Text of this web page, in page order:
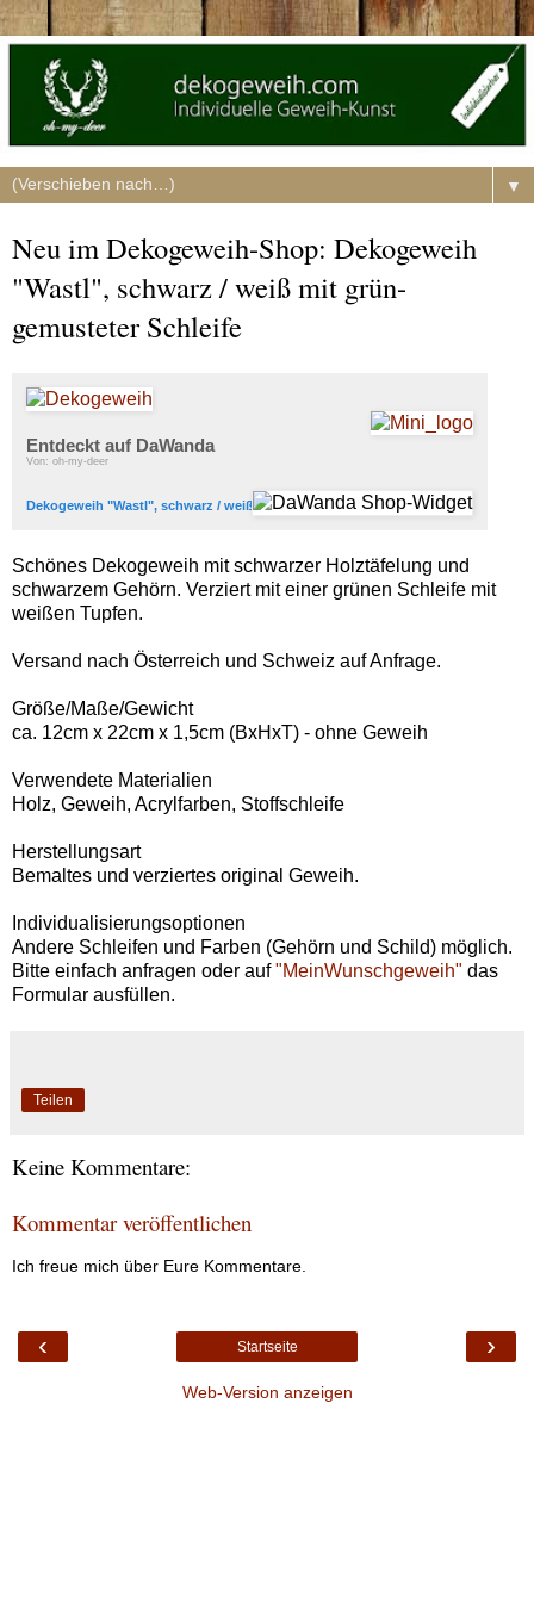
▼
Neu im Dekogeweih-Shop: Dekogeweih
"Wastl", schwarz / weiß mit grün-
gemusteter Schleife
Entdeckt auf DaWanda
Von: oh-my-deer
Dekogeweih "Wastl", schwarz / weiß mit Schleife
Schönes Dekogeweih mit schwarzer Holztäfelung und
schwarzem Gehörn. Verziert mit einer grünen Schleife mit
weißen Tupfen.
Versand nach Österreich und Schweiz auf Anfrage.
Größe/Maße/Gewicht
ca. 12cm x 22cm x 1,5cm (BxHxT) - ohne Geweih
Verwendete Materialien
Holz, Geweih, Acrylfarben, Stoffschleife
Herstellungsart
Bemaltes und verziertes original Geweih.
Individualisierungsoptionen
Andere Schleifen und Farben (Gehörn und Schild) möglich.
Bitte einfach anfragen oder auf"MeinWunschgeweih" das
Formular ausfüllen.
Teilen
Keine Kommentare:
Kommentar veröffentlichen
Ich freue mich über Eure Kommentare.
‹ ›
Startseite
Web-Version anzeigen